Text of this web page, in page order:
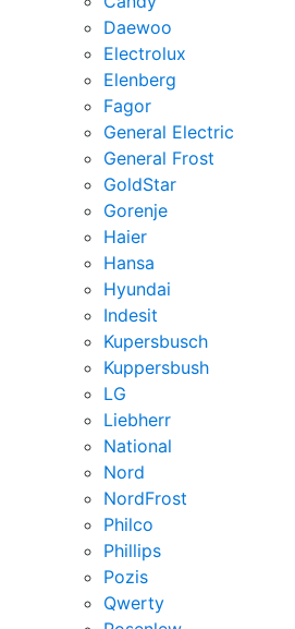
Daewoo
Electrolux
Elenberg
Fagor
General Electric
General Frost
GoldStar
Gorenje
Haier
Hansa
Hyundai
Indesit
Kupersbusch
Kuppersbush
LG
Liebherr
National
Nord
NordFrost
Philco
Phillips
Pozis
Qwerty